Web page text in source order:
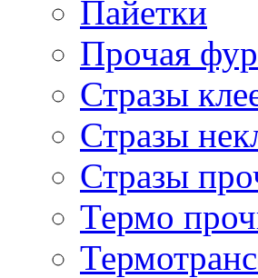
Пайетки
Прочая
Стразы
Стразы
Стразы
Термо